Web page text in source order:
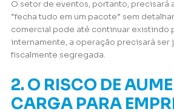
O setor de eventos, portanto, precisará
“fecha tudo em um pacote” sem
comercial pode até continuar existindo
internamente, a operação precisará ser
fiscalmente segregada.
2. O RISCO DE
CARGA PARA